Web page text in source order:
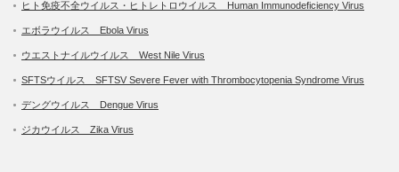
ヒト免疫不全ウイルス・ヒトレトロウイルス Human Immunodeficiency Virus
エボラウイルス Ebola Virus
ウエストナイルウイルス West Nile Virus
SFTSウイルス SFTSV Severe Fever with Thrombocytopenia Syndrome Virus
デングウイルス Dengue Virus
ジカウイルス Zika Virus